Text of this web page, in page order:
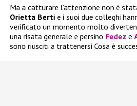
Ma a catturare l’attenzione non è
Orietta Berti e i suoi due colleghi
verificato un momento molto
una risata generale e persino Fedez e
sono riusciti a trattenersi Cosa è